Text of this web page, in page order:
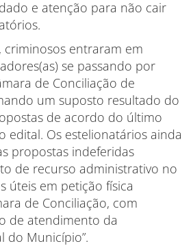
e atenção para não cair
criminosos entraram em
se passando por
de Conciliação de
um suposto resultado do
de acordo do último
edital. Os estelionatários ainda
propostas indeferidas
de recurso administrativo no
úteis em petição física
de Conciliação, com
de atendimento da
do Município”.